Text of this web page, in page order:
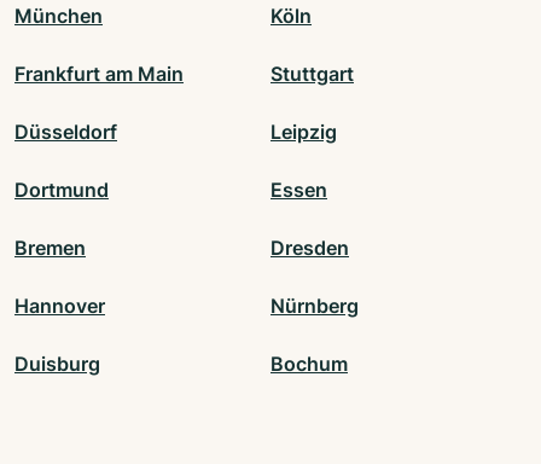
München Köln
Frankfurt am Main Stuttgart
Düsseldorf Leipzig
Dortmund Essen
Bremen Dresden
Hannover Nürnberg
Duisburg Bochum